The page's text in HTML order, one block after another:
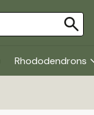
Rhododendrons